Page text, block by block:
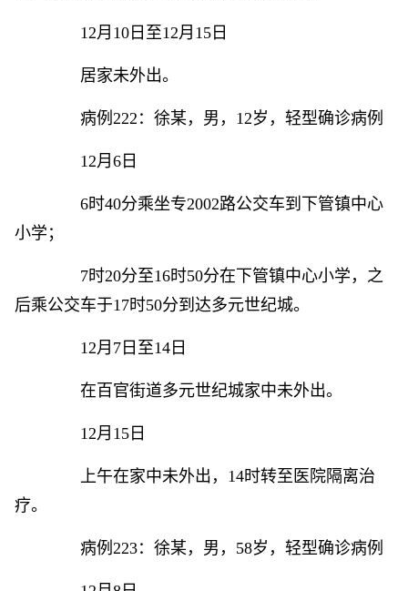
12月10日至12月15日
居家未外出。
病例222：徐某，男，12岁，轻型确诊病例
12月6日
6时40分乘坐专2002路公交车到下管镇中心
小学；
7时20分至16时50分在下管镇中心小学，之
后乘公交车于17时50分到达多元世纪城。
12月7日至14日
在百官街道多元世纪城家中未外出。
12月15日
上午在家中未外出，14时转至医院隔离治
疗。
病例223：徐某，男，58岁，轻型确诊病例